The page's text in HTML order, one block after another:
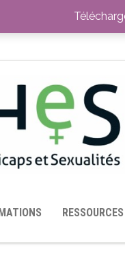
À DISPOSITION PAR LE